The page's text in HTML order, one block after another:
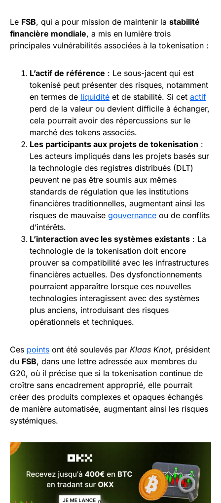
Le FSB, qui a pour mission de maintenir la stabilité
financière mondiale, a mis en lumière trois
principales vulnérabilités associées à la tokenisation :
L’actif de référence : Le sous-jacent qui est
tokenisé peut présenter des risques, notamment
en termes de liquidité et de stabilité. Si cet actif
perd de la valeur ou devient difficile à échanger,
cela pourrait avoir des répercussions sur le
marché des tokens associés.
Les participants aux projets de tokenisation :
Les acteurs impliqués dans les projets basés sur
la technologie des registres distribués (DLT)
peuvent ne pas être soumis aux mêmes
standards de régulation que les institutions
financières traditionnelles, augmentant ainsi les
risques de mauvaise gouvernance ou de conflits
d’intérêts.
L’interaction avec les systèmes existants : La
technologie de la tokenisation doit encore
prouver sa compatibilité avec les infrastructures
financières actuelles. Des dysfonctionnements
pourraient apparaître lorsque ces nouvelles
technologies interagissent avec des systèmes
plus anciens, introduisant des risques
opérationnels et techniques.
Ces points ont été soulevés par Klaas Knot, président
du FSB, dans une lettre adressée aux membres du
G20, où il précise que si la tokenisation continue de
croître sans encadrement approprié, elle pourrait
créer des produits complexes et opaques échangés
de manière automatisée, augmentant ainsi les risques
systémiques.